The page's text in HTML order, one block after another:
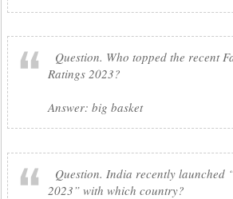
Question. Who topped the recent
Ratings 2023?
Answer: big basket
Question. India recently launched
2023” with which country?